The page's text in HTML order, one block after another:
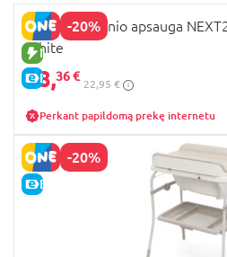
BabyCity/ToyCity
rekomenduojame,
patogiai, tačiau čia
kokybiškas ir
mamos prekes. Tai
kokybiški indai, iš
ragauti maistą,
Šiame asortimente
mokomųjų
-20%
NAUJA PREKĖ
E-KAINA
CHICCO čiužinio apsauga
White
18,36 €
22,95 €
Perkant papildomą prekę internetu
-20%
E-KAINA